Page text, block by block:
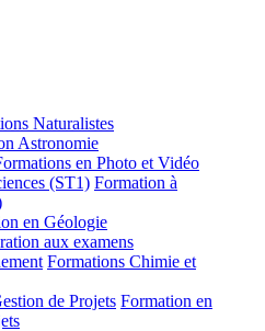
Naturalistes
Astronomie
en Photo et Vidéo
(ST1) Formation à
en Géologie
aux examens
Formations Chimie et
de Projets Formation en